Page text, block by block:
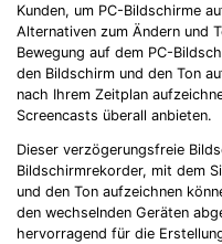
Kunden, um PC-Bildschirme
Alternativen zum Ändern und
Bewegung auf dem PC-
den Bildschirm und den Ton
nach Ihrem Zeitplan
Screencasts überall anbieten.
Dieser verzögerungsfreie
Bildschirmrekorder, mit dem
und den Ton aufzeichnen
den wechselnden Geräten
hervorragend für die